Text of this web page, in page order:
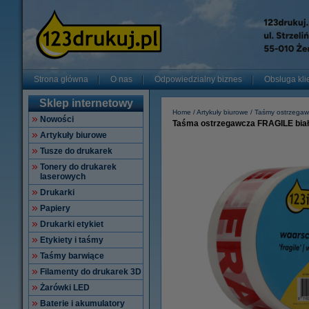
Strona główna O nas Odpowiedzialny biznes Obsługa
Sklep internetowy
Nowości
Artykuły biurowe
Tusze do drukarek
Tonery do drukarek
laserowych
Drukarki
Papiery
Drukarki etykiet
Etykiety i taśmy
Taśmy barwiące
Filamenty do drukarek 3D
Żarówki LED
Baterie i akumulatory
Home Artykuły biurowe Taśmy
Taśma ostrzegawcza FRAGILE